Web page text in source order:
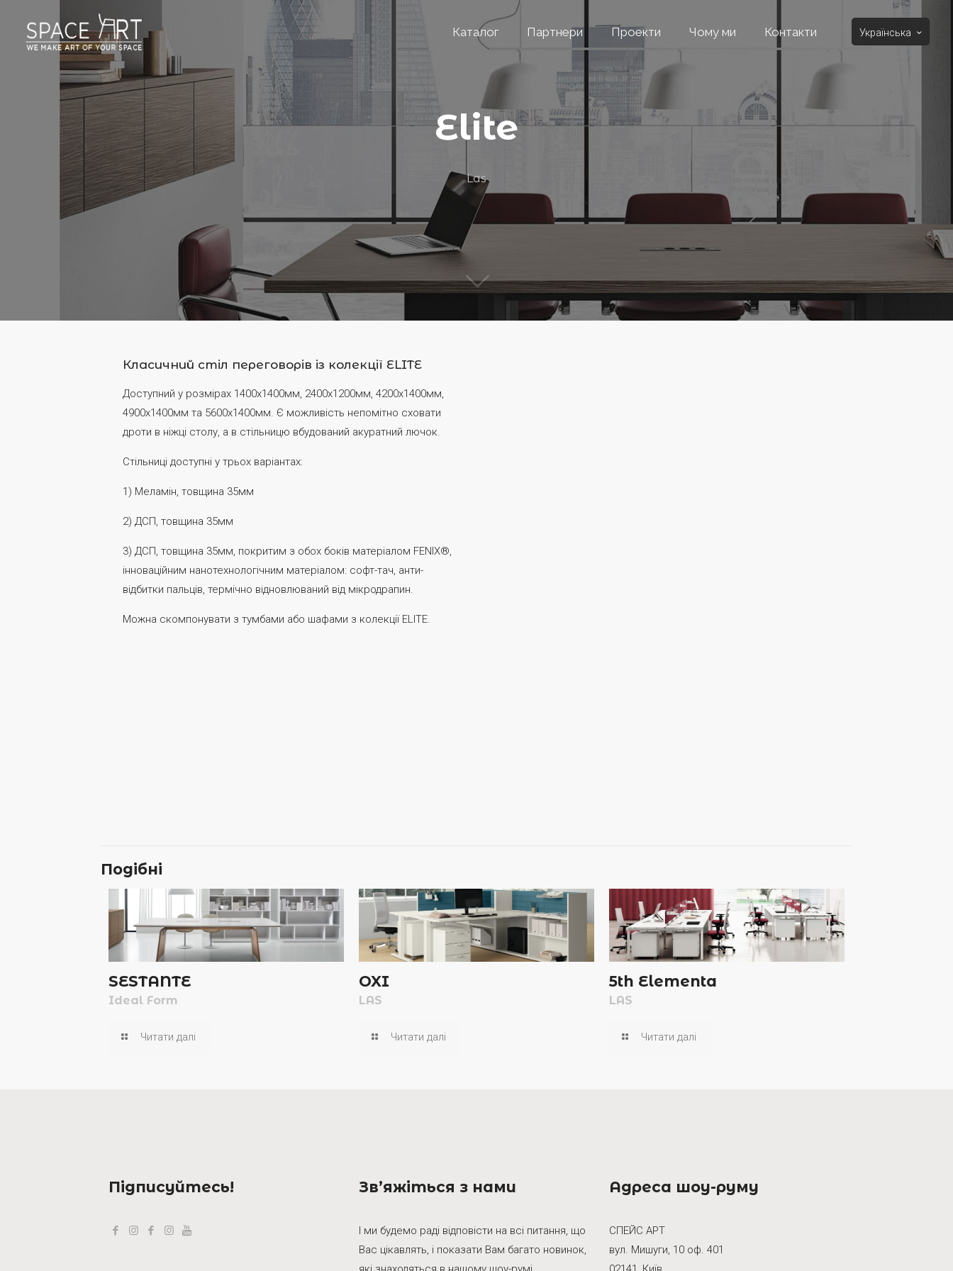
Каталог Партнери Проекти Чому ми Контакти Українська
Elite
Las
Класичний стіл переговорів із колекції ELITE
Доступний у розмірах 1400х1400мм, 2400х1200мм, 4200x1400мм,
4900x1400мм та 5600x1400мм. Є можливість непомітно сховати
дроти в ніжці столу, а в стільницю вбудований акуратний лючок.
Стільниці доступні у трьох варіантах:
1) Меламін, товщина 35мм
2) ДСП, товщина 35мм
3) ДСП, товщина 35мм, покритим з обох боків матеріалом FENIX®,
інноваційним нанотехнологічним матеріалом: софт-тач, анти-
відбитки пальців, термічно відновлюваний від мікродрапин.
Можна скомпонувати з тумбами або шафами з колекції ELITE.
Подібні
SESTANTE
Ideal Form
Читати далі
OXI
LAS
Читати далі
5th Elementa
LAS
Читати далі
Підписуйтесь! Зв’яжіться з нами
І ми будемо раді відповісти на всі питання, що
Вас цікавлять, і показати Вам багато новинок,
Адреса шоу-руму
СПЕЙС АРТ
вул. Мишуги, 10 оф. 401